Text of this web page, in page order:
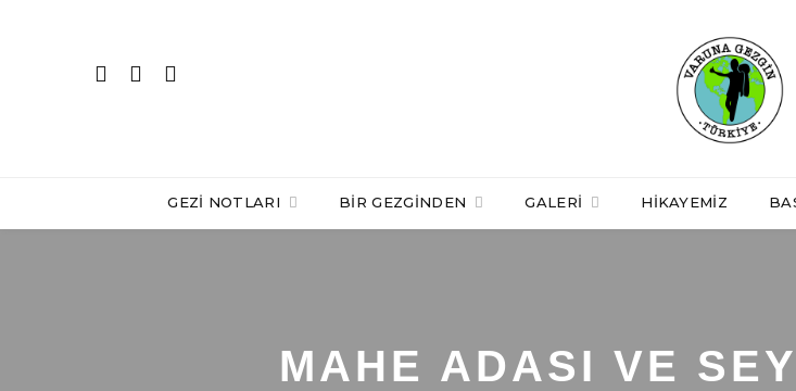
GEZI NOTLARI BIR GEZGINDEN GALERI HIKAYEMIZ
MAHE ADASI VE